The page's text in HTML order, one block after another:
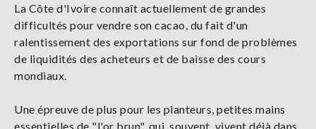
La Côte d'Ivoire connaît actuellement de grandes
difficultés pour vendre son cacao, du fait d'un
ralentissement des exportations sur fond de problèmes
de liquidités des acheteurs et de baisse des cours
mondiaux.
Une épreuve de plus pour les planteurs, petites mains
essentielles de "l'or brun", qui, souvent, vivent déjà dans